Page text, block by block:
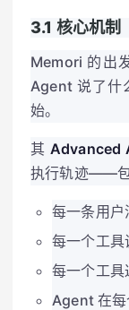
3.1 核心机制
Memori 的出
Agent 说了什
始。
其 Advanced
执行轨迹——包
每一条用户
每一个工具
每一个工具
Agent 在每